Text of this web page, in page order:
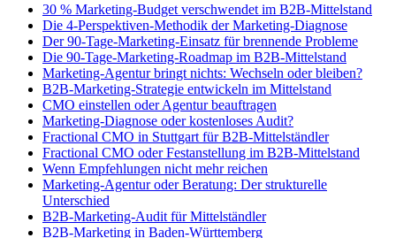
30 % Marketing-Budget verschwendet im B2B-Mittelstand
Die 4-Perspektiven-Methodik der Marketing-Diagnose
Der 90-Tage-Marketing-Einsatz für brennende Probleme
Die 90-Tage-Marketing-Roadmap im B2B-Mittelstand
Marketing-Agentur bringt nichts: Wechseln oder bleiben?
B2B-Marketing-Strategie entwickeln im Mittelstand
CMO einstellen oder Agentur beauftragen
Marketing-Diagnose oder kostenloses Audit?
Fractional CMO in Stuttgart für B2B-Mittelständler
Fractional CMO oder Festanstellung im B2B-Mittelstand
Wenn Empfehlungen nicht mehr reichen
Marketing-Agentur oder Beratung: Der strukturelle
Unterschied
B2B-Marketing-Audit für Mittelständler
B2B-Marketing in Baden-Württemberg